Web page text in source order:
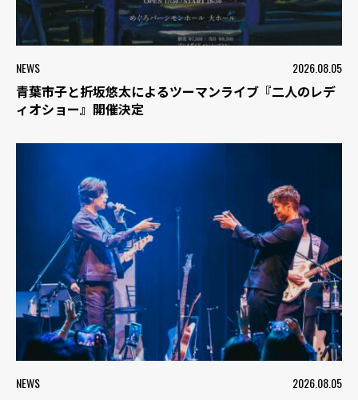
NEWS 2026.08.05
青葉市子と折坂悠太によるツーマンライブ『二人のレデ
ィオショー』開催決定
NEWS 2026.08.05